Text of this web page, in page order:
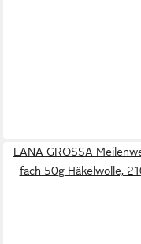
LANA GROSSA
fach 50g Häkelwolle,